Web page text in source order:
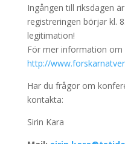
Ingången till riksdagen
registreringen börjar kl.
legitimation!
För mer information om
http://
Har du frågor om
kontakta:
Sirin Kara